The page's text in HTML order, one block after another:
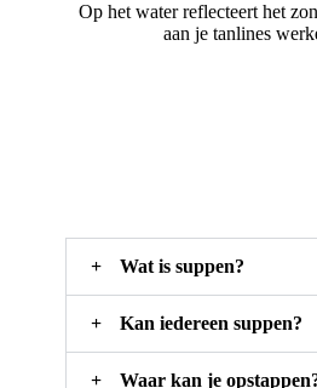
Op het water reflecteert het
aan je tanlines
Wat is suppen?
Kan iedereen suppen?
Waar kan je